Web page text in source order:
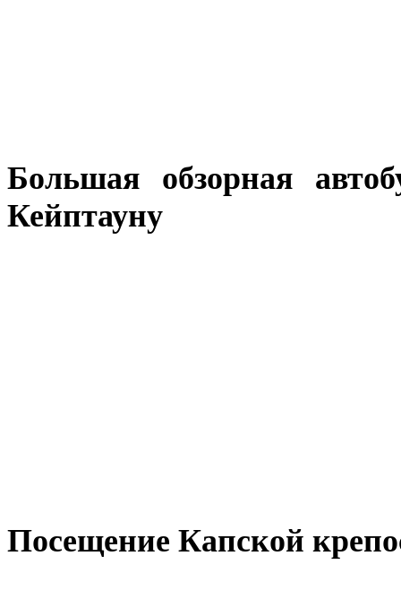
Большая обзорная
Кейптауну
Посещение Капской